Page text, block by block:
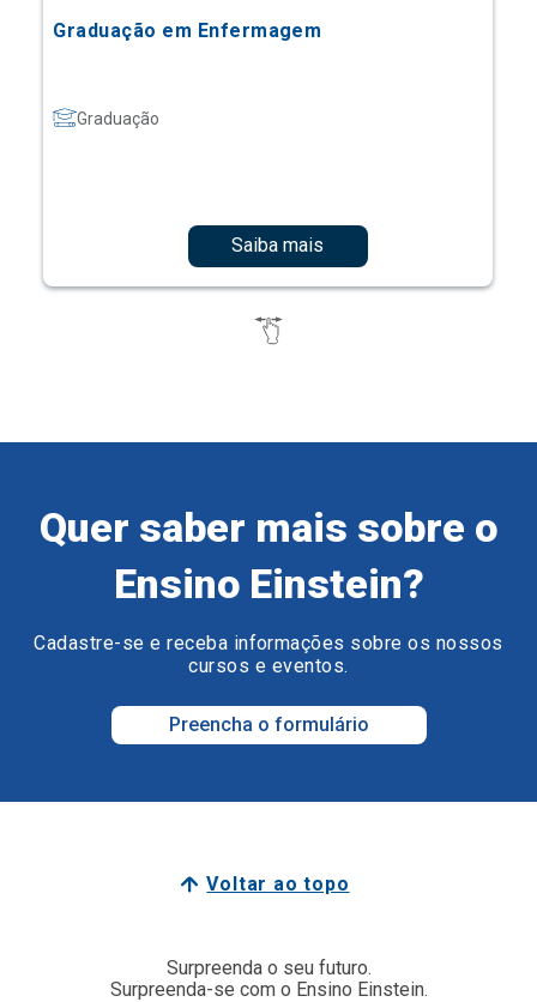
Graduação em Enfermagem
Graduação
Saiba mais
Quer saber mais sobre o
Ensino Einstein?
Cadastre-se e receba informações sobre os nossos
cursos e eventos.
Preencha o formulário
Voltar ao topo
Surpreenda o seu futuro.
Surpreenda-se com o Ensino Einstein.